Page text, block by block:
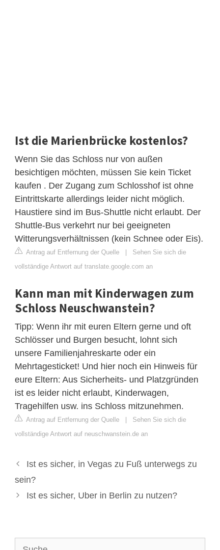
Ist die Marienbrücke kostenlos?
Wenn Sie das Schloss nur von außen
besichtigen möchten, müssen Sie kein Ticket
kaufen . Der Zugang zum Schlosshof ist ohne
Eintrittskarte allerdings leider nicht möglich.
Haustiere sind im Bus-Shuttle nicht erlaubt. Der
Shuttle-Bus verkehrt nur bei geeigneten
Witterungsverhältnissen (kein Schnee oder Eis).
Antrag auf Entfernung der Quelle | Sehen Sie sich die
vollständige Antwort auf translate.google.com an
Kann man mit Kinderwagen zum
Schloss Neuschwanstein?
Tipp: Wenn ihr mit euren Eltern gerne und oft
Schlösser und Burgen besucht, lohnt sich
unsere Familienjahreskarte oder ein
Mehrtagesticket! Und hier noch ein Hinweis für
eure Eltern: Aus Sicherheits- und Platzgründen
ist es leider nicht erlaubt, Kinderwagen,
Tragehilfen usw. ins Schloss mitzunehmen.
Antrag auf Entfernung der Quelle | Sehen Sie sich die
vollständige Antwort auf neuschwanstein.de an
Ist es sicher, in Vegas zu Fuß unterwegs zu
sein?
Ist es sicher, Uber in Berlin zu nutzen?